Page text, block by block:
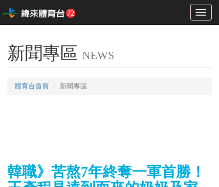
Toggle
新聞專區 NEWS
體育台首頁 新聞專區
韓職》苦熬7年終奪一軍首勝！